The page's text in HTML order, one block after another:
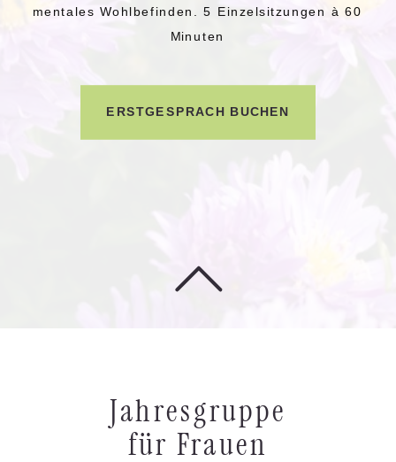
mentales Wohlbefinden. 5 Einzelsitzungen à 60
Minuten
ERSTGESPRÄCH BUCHEN
Jahresgruppe
für Frauen